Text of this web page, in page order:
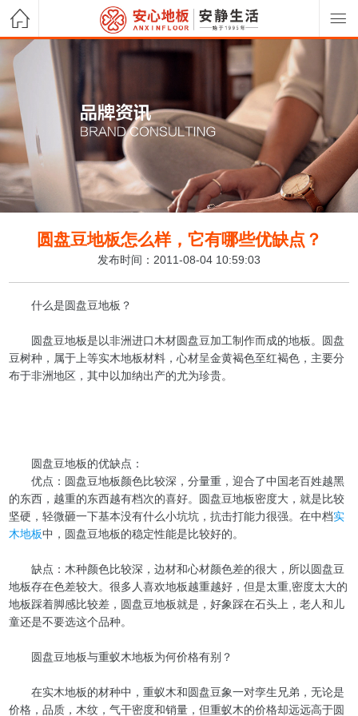
圆盘豆地板怎么样，它有哪些优缺点？
发布时间：2011-08-04 10:59:03
什么是圆盘豆地板？
圆盘豆地板是以非洲进口木材圆盘豆加工制作而成的地板。圆盘
豆树种，属于上等实木地板材料，心材呈金黄褐色至红褐色，主要分
布于非洲地区，其中以加纳出产的尤为珍贵。
圆盘豆地板的优缺点：
优点：圆盘豆地板颜色比较深，分量重，迎合了中国老百姓越黑
的东西，越重的东西越有档次的喜好。圆盘豆地板密度大，就是比较
坚硬，轻微砸一下基本没有什么小坑坑，抗击打能力很强。在中档实
木地板中，圆盘豆地板的稳定性能是比较好的。
缺点：木种颜色比较深，边材和心材颜色差的很大，所以圆盘豆
地板存在色差较大。很多人喜欢地板越重越好，但是太重,密度太大的
地板踩着脚感比较差，圆盘豆地板就是，好象踩在石头上，老人和儿
童还是不要选这个品种。
圆盘豆地板与重蚁木地板为何价格有别？
在实木地板的材种中，重蚁木和圆盘豆象一对孪生兄弟，无论是
价格，品质，木纹，气干密度和销量，但重蚁木的价格却远远高于圆